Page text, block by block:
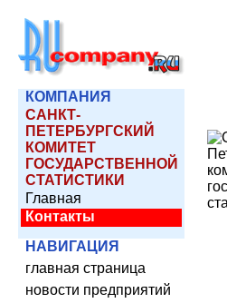
КОМПАНИЯ
САНКТ-
ПЕТЕРБУРГСКИЙ
КОМИТЕТ
ГОСУДАРСТВЕННОЙ
СТАТИСТИКИ
Главная
Контакты
НАВИГАЦИЯ
главная страница
новости предприятий